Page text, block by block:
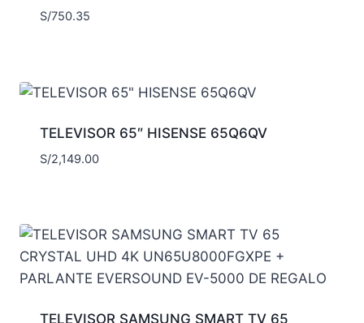
S/750.35
TELEVISOR 65″ HISENSE 65Q6QV
S/2,149.00
TELEVISOR SAMSUNG SMART TV 65